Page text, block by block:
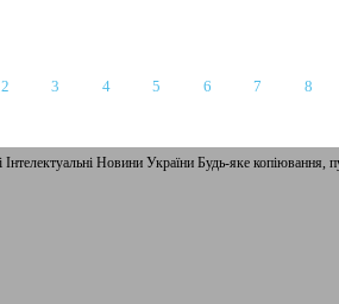
2 3 4 5 6 7 8
Новини України Будь-яке копiювання,